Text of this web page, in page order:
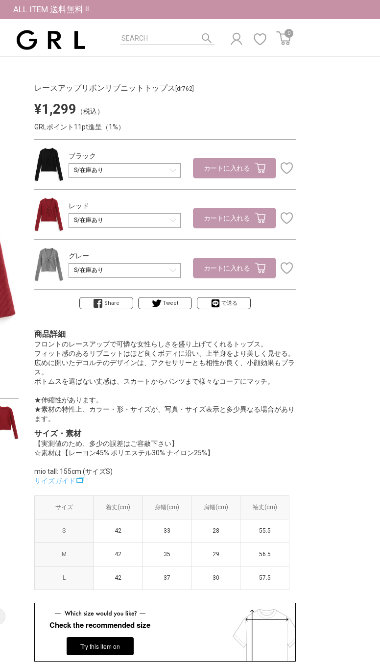
ALL ITEM 送料無料 !!
0
レースアップリボンリブニットトップス [dr762]
¥1,299
（税込）
GRLポイント11pt進呈（1%）
ブラック
カートに入れる
レッド
カートに入れる
グレー
カートに入れる
Share Tweet で送る
商品詳細
フロントのレースアップで可憐な女性らしさを盛り上げてくれるトップス。
フィット感のあるリブニットはほど良くボディに沿い、上半身をより美しく見せる。
広めに開いたデコルテのデザインは、アクセサリーとも相性が良く、小顔効果もプラ
ス。
ボトムスを選ばない丈感は、スカートからパンツまで様々なコーデにマッチ。
★伸縮性があります。
★素材の特性上、カラー・形・サイズが、写真・サイズ表示と多少異なる場合があり
ます。
サイズ・素材
【実測値のため、多少の誤差はご容赦下さい】
☆素材は【レーヨン45% ポリエステル30% ナイロン25%】
mio tall: 155cm (サイズS)
サイズガイド
サイズ 着丈(cm) 身幅(cm) 肩幅(cm) 袖丈(cm)
S 42 33 28 55.5
M 42 35 29 56.5
L 42 37 30 57.5
サイズ 着丈(cm) 身幅(cm) 肩幅(cm) 袖丈(cm)
S 42 33 28 55.5
M 42 35 29 56.5
L 42 37 30 57.5
Check the recommended size
Try this item on